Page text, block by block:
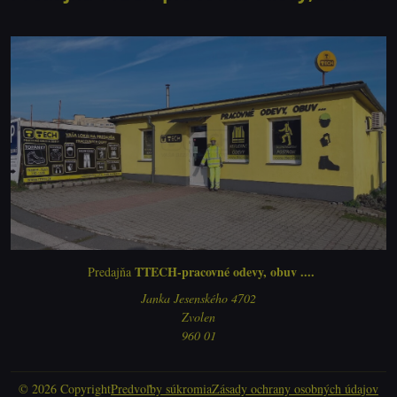
Predajňa TTECH-pracovné odevy, obuv ....
Janka Jesenského 4702
Zvolen
960 01
© 2026 CopyrightPredvoľby súkromiaZásady ochrany osobných údajov